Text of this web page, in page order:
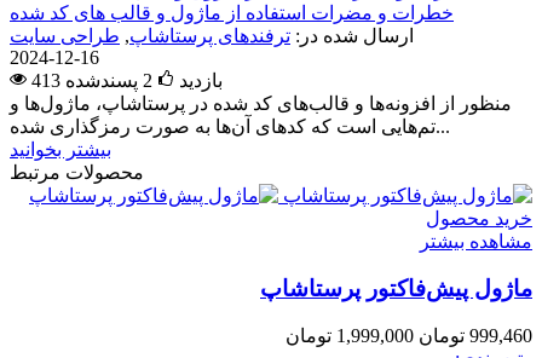
خطرات و مضرات استفاده از ماژول و قالب های کد شده
ارسال شده در: ترفندهای پرستاشاپ, طراحی سایت
2024-12-16
413 بازدید
2 پسندشده
منظور از افزونه‌ها و قالب‌های کد شده در پرستاشاپ، ماژول‌ها و
تم‌هایی است که کدهای آن‌ها به صورت رمزگذاری شده...
بیشتر بخوانید
محصولات مرتبط
خرید محصول
مشاهده بیشتر
ماژول پیش‌فاکتور پرستاشاپ
999,460 تومان
1,999,000 تومان